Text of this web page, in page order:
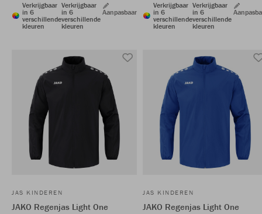
Verkrijgbaar
in 6
verschillende
kleuren
Verkrijgbaar
in 6
verschillende
kleuren
Aanpasbaar
Verkrijgbaar
in 6
verschillende
kleuren
Verkrijgbaar
in 6
verschillende
kleuren
JAS KINDEREN
JAKO Regenjas Light One
JAS KINDEREN
JAKO Regenjas Light One